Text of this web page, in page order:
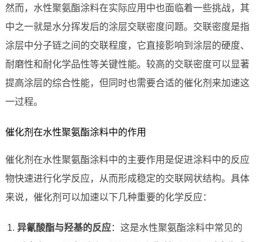
然而，水性聚氨酯涂料在实际应用中也面临着一些挑战，其
中之一就是水分挥发后的涂层交联密度问题。交联密度是指
涂层中分子链之间的交联程度，它直接影响到涂层的硬度、
耐磨性和耐化学品性等关键性能。较高的交联密度可以显著
提高涂层的综合性能，但同时也需要合适的催化剂来加速这
一过程。
催化剂在水性聚氨酯涂料中的作用
催化剂在水性聚氨酯涂料中的主要作用是促进涂料中的反应
物快速进行化学反应，从而形成稳定的交联网状结构。具体
来说，催化剂可以加速以下几种重要的化学反应：
异氰酸酯与羟基的反应：这是水性聚氨酯涂料中常见的